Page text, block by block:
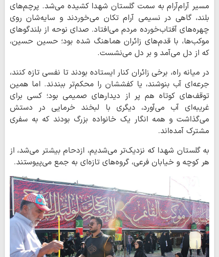
مسیر آرام‌آرام به سمت گلستان شهدا کشیده می‌شد. پرچم‌های
بلند، گاهی در نسیمی آرام تکان می‌خوردند و سایه‌شان روی
چهره‌های آفتاب‌خورده مردم می‌افتاد. صدای نوحه از بلندگوهای
موکب‌ها، با قدم‌های زائران هماهنگ شده بود؛ حسین حسین،
که از دل می‌آمد و بر دل می‌نشست.
در میانه راه، برخی زائران کنار ایستاده بودند تا نفسی تازه کنند،
جرعه‌ای آب بنوشند، یا کفششان را محکم‌تر ببندند. اما همین
توقف‌های کوتاه هم پر از دیدارهای صمیمی بود؛ کسی برای
غریبه‌ای آب می‌آورد، دیگری با لبخند خرمایی در دستش
می‌گذاشت و همه انگار یک خانواده بزرگ بودند که به سفری
مشترک آمده‌اند.
به گلستان شهدا که نزدیک‌تر می‌شدیم، ازدحام بیشتر می‌شد، از
هر کوچه و خیابان فرعی، گروه‌های تازه‌ای به جمع می‌پیوستند.